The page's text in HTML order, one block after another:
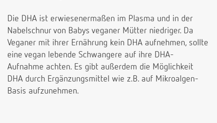
Die DHA ist erwiesenermaßen im Plasma und in der
Nabelschnur von Babys veganer Mütter niedriger. Da
Veganer mit ihrer Ernährung kein DHA aufnehmen, sollte
eine vegan lebende Schwangere auf ihre DHA-
Aufnahme achten. Es gibt außerdem die Möglichkeit
DHA durch Ergänzungsmittel wie z.B. auf Mikroalgen-
Basis aufzunehmen.